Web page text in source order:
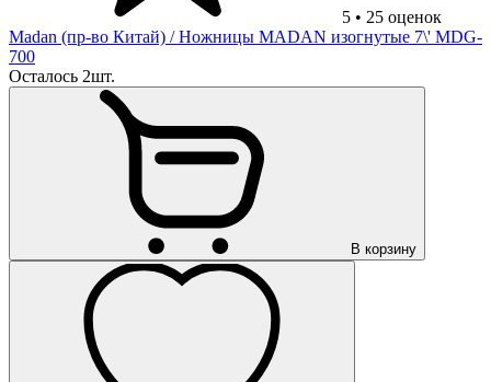
5 • 25 оценок
Madan (пр-во Китай) / Ножницы MADAN изогнутые 7\' MDG-
700
Осталось 2шт.
В корзину